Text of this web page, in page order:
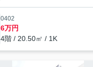
0402
6万円
4階 / 20.50㎡ / 1K